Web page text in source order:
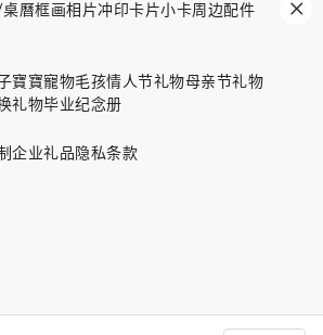
桌曆框画相片冲印卡片小卡周边配件
寶寶寵物毛孩情人节礼物母亲节礼物
礼物毕业纪念册
企业礼品隐私条款